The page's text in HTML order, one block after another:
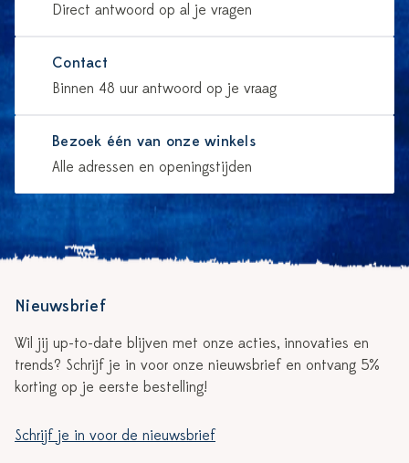
Direct antwoord op al je vragen
Contact
Binnen 48 uur antwoord op je vraag
Bezoek één van onze winkels
Alle adressen en openingstijden
Nieuwsbrief
Wil jij up-to-date blijven met onze acties, innovaties en
trends? Schrijf je in voor onze nieuwsbrief en ontvang 5%
korting op je eerste bestelling!
Schrijf je in voor de nieuwsbrief